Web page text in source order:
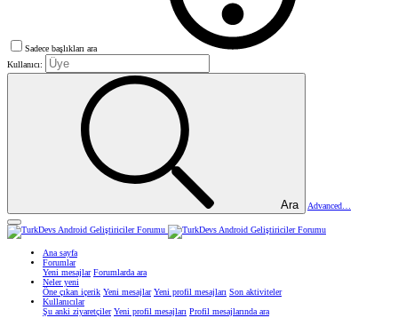
Sadece başlıkları ara
Kullanıcı:
Ara Advanced…
Ana sayfa
Forumlar
Yeni mesajlar Forumlarda ara
Neler yeni
Öne çıkan içerik Yeni mesajlar Yeni profil mesajları Son aktiviteler
Kullanıcılar
Şu anki ziyaretçiler Yeni profil mesajları Profil mesajlarında ara